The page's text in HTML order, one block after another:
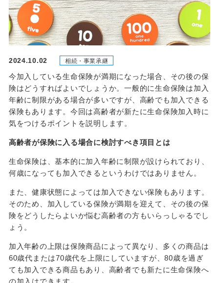
2024.10.02 相続・事業承継
今加入している生命保険が満期になった場合、その後の保
険はどうすればよいでしょうか。一般的に生命保険は加入
年齢に制限がある場合が多いですが、高齢でも加入できる
保険もあります。今回は高齢者が新たに生命保険加入時に
気をつけるポイントを説明します。
高齢者が保険に入る場合に検討すべき項目とは
生命保険は、基本的に加入年齢に制限が設けられており、
何歳になっても加入できるというわけではありません。
また、健康状態によっては加入できない保険もあります。
そのため、加入している保険が満期を迎えて、その後の保
険をどうしたらよいか悩む高齢者の方もいらっしゃるでし
ょう。
加入年齢の上限は保険商品によって異なり、多くの商品は
60歳代または70歳代を上限にしていますが、80歳を過ぎ
ても加入できる商品もあり、高齢者でも新たに生命保険へ